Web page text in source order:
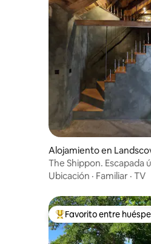
Alojamiento en
The Shippon. Escapada
sur de Devon.
Ubicación · Familiar · TV
Favorito entre
Favorito entre